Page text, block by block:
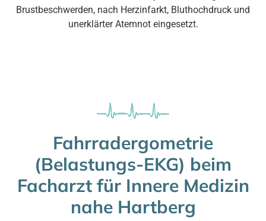
Brustbeschwerden, nach Herzinfarkt, Bluthochdruck und
unerklärter Atemnot eingesetzt.
Fahrradergometrie
(Belastungs-EKG) beim
Facharzt für Innere Medizin
nahe Hartberg